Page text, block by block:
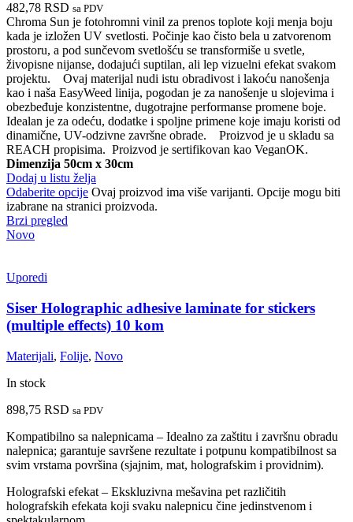
482,78 RSD sa PDV
Chroma Sun je fotohromni vinil za prenos toplote koji menja boju
kada je izložen UV svetlosti. Počinje kao čisto bela u zatvorenom
prostoru, a pod sunčevom svetlošću se transformiše u svetle,
živopisne nijanse, dodajući suptilan, ali lep vizuelni efekat svakom
projektu. Ovaj materijal nudi istu obradivost i lakoću nanošenja
kao i naša EasyWeed linija, pogodan je za nanošenje u slojevima i
obezbeđuje konzistentne, dugotrajne performanse promene boje.
Idealan je za odeću, dodatke i spoljne primene koje imaju koristi od
dinamične, UV-odzivne završne obrade. Proizvod je u skladu sa
REACH propisima. Proizvod je sertifikovan kao VeganOK.
Dimenzija 50cm x 30cm
Dodaj u listu želja
Odaberite opcije Ovaj proizvod ima više varijanti. Opcije mogu biti
izabrane na stranici proizvoda.
Brzi pregled
Novo
Uporedi
Siser Holographic adhesive laminate for stickers
(multiple effects) 10 kom
Materijali, Folije, Novo
In stock
898,75 RSD sa PDV
Kompatibilno sa nalepnicama – Idealno za zaštitu i završnu obradu
nalepnica; garantuje savršene rezultate i potpunu kompatibilnost sa
svim vrstama površina (sjajnim, mat, holografskim i providnim).
Holografski efekat – Ekskluzivna mešavina pet različitih
holografskih efekata koji svaku nalepnicu čine jedinstvenom i